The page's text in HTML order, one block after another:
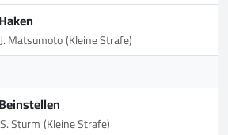
Haken
Matsumoto(Kleine Strafe)
Beinstellen
Sturm(Kleine Strafe)